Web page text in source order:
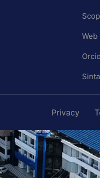
Web
Orcid
Sinta
Privacy